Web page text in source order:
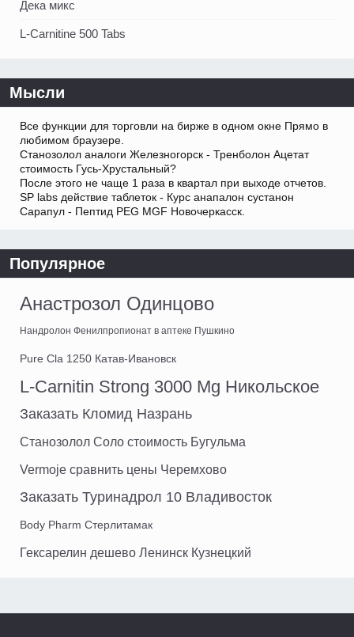
Дека микс
L-Carnitine 500 Tabs
Мысли
Все функции для торговли на бирже в одном окне Прямо в
любимом браузере.
Станозолол аналоги Железногорск - Тренболон Ацетат
стоимость Гусь-Хрустальный?
После этого не чаще 1 раза в квартал при выходе отчетов.
SP labs действие таблеток - Курс анапалон сустанон
Сарапул - Пептид PEG MGF Новочеркасск.
Популярное
Анастрозол Одинцово
Нандролон Фенилпропионат в аптеке Пушкино
Pure Cla 1250 Катав-Ивановск
L-Carnitin Strong 3000 Mg Никольское
Заказать Кломид Назрань
Станозолол Соло стоимость Бугульма
Vermoje сравнить цены Черемхово
Заказать Туринадрол 10 Владивосток
Body Pharm Стерлитамак
Гексарелин дешево Ленинск Кузнецкий